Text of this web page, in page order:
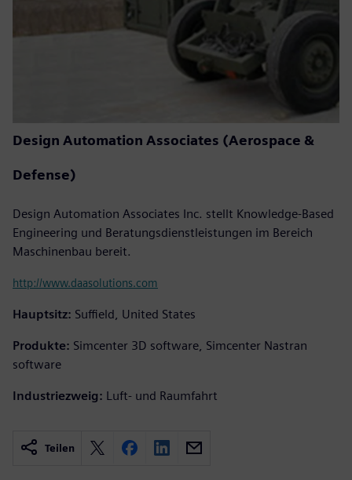
Design Automation Associates (Aerospace &
Defense)
Design Automation Associates Inc. stellt Knowledge-Based
Engineering und Beratungsdienstleistungen im Bereich
Maschinenbau bereit.
http://www.daasolutions.com
Hauptsitz: Suffield, United States
Produkte: Simcenter 3D software, Simcenter Nastran
software
Industriezweig: Luft- und Raumfahrt
Teilen